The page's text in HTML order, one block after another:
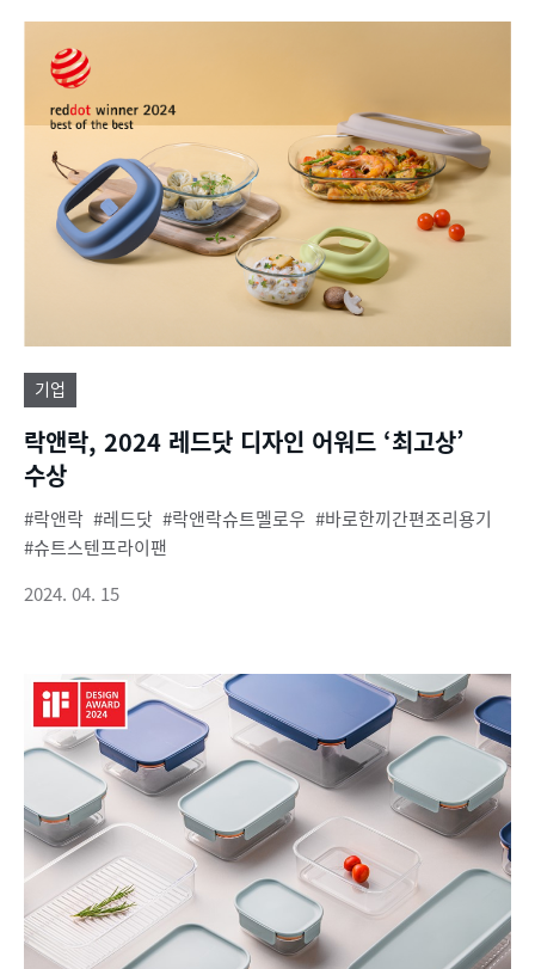
기업
락앤락, 2024 레드닷 디자인 어워드 ‘최고상’
수상
락앤락 레드닷 락앤락슈트멜로우
바로한끼간편조리용기
슈트스텐프라이팬
2024. 04. 15